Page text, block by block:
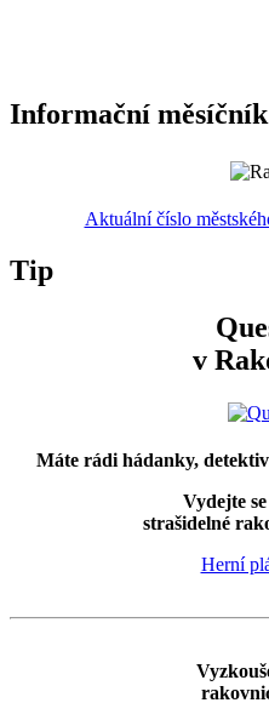
Informační
Aktuální číslo
Tip
v
Máte rádi hádanky,
Vydejte
strašidelné
Herní